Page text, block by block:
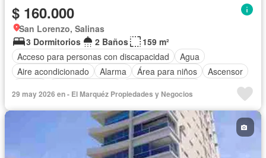
$ 160.000
San Lorenzo, Salinas
3 Dormitorios
2 Baños
159 m²
Acceso para personas con discapacidad
Agua
Aire acondicionado
Alarma Área para niños
Ascensor
Electricidad
Estacionamiento
Garita de guardianía
Piscina Conserje Sauna
Seguridad
Vista panorámica Completamente amoblado
29 may 2026 en - El Marquéz Propiedades y Negocios